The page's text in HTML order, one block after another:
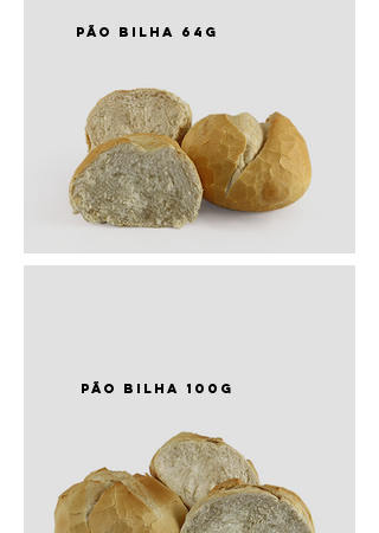
PÃO bilha 64g
PÃO bilha 100g